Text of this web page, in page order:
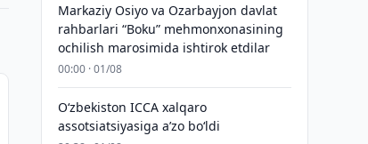
Markaziy Osiyo va Ozarbayjon davlat
rahbarlari “Boku” mehmonxonasining
ochilish marosimida ishtirok etdilar
00:00 · 01/08
O‘zbekiston ICCA xalqaro
assotsiatsiyasiga aʼzo bo‘ldi